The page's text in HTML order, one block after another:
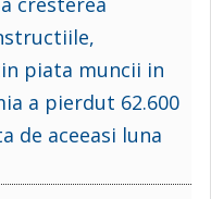
piata muncii in
a pierdut 62.600
de aceeasi luna